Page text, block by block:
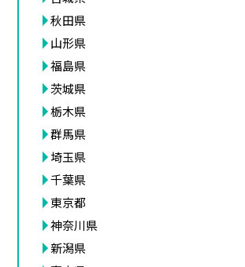
秋田県
山形県
福島県
茨城県
栃木県
群馬県
埼玉県
千葉県
東京都
神奈川県
新潟県